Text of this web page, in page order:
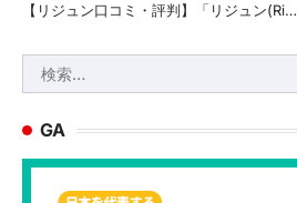
【リジュン口コミ・評判】「リジュン(Ri…
索:
GA